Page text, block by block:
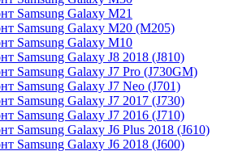
Samsung Galaxy M21
Samsung Galaxy M20 (M205)
Samsung Galaxy M10
Samsung Galaxy J8 2018 (J810)
Samsung Galaxy J7 Pro (J730GM)
Samsung Galaxy J7 Neo (J701)
Samsung Galaxy J7 2017 (J730)
Samsung Galaxy J7 2016 (J710)
Samsung Galaxy J6 Plus 2018 (J610)
Samsung Galaxy J6 2018 (J600)